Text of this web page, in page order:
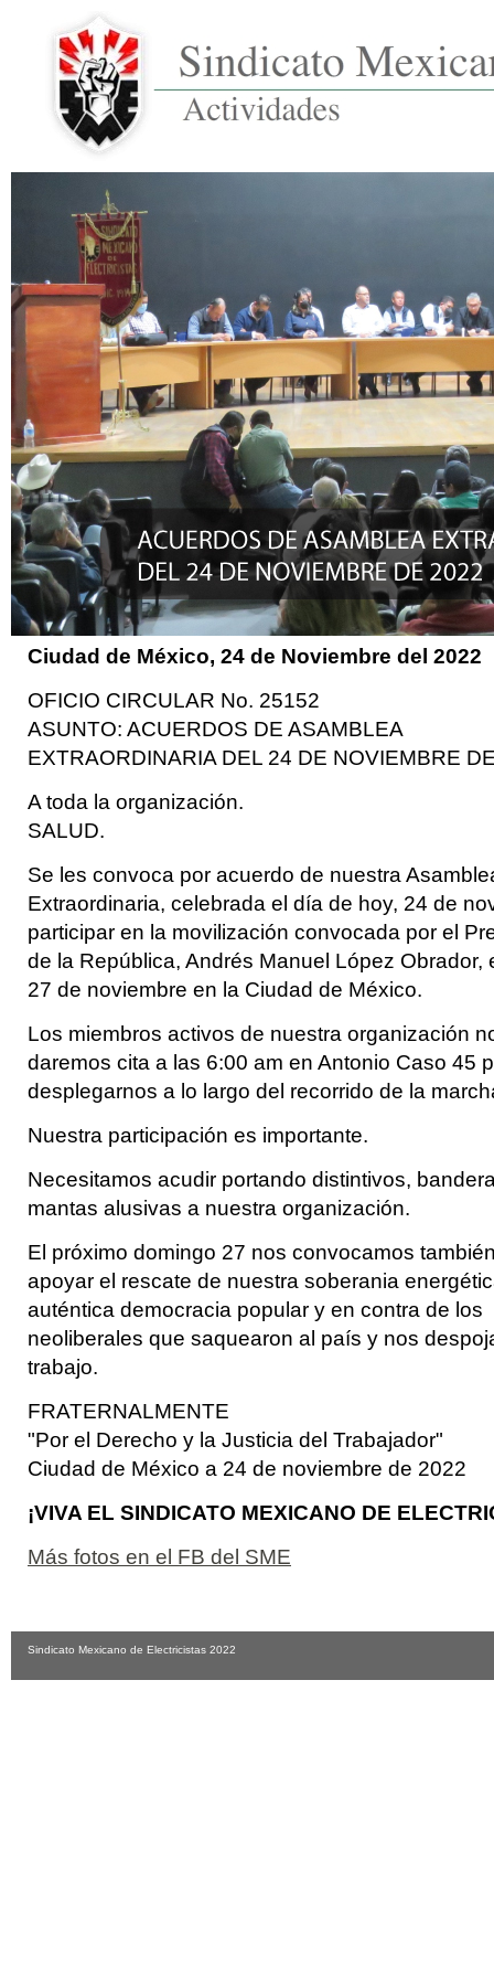
Ciudad de México, 24 de Noviembre del 2022
OFICIO CIRCULAR No. 25152
ASUNTO: ACUERDOS DE ASAMBLEA
EXTRAORDINARIA DEL 24 DE NOVIEMBRE
A toda la organización.
SALUD.
Se les convoca por acuerdo de nuestra
Extraordinaria, celebrada el día de hoy, 24 de
participar en la movilización convocada por el
de la República, Andrés Manuel López Obrador,
27 de noviembre en la Ciudad de México.
Los miembros activos de nuestra organización
daremos cita a las 6:00 am en Antonio Caso 45
desplegarnos a lo largo del recorrido de la
Nuestra participación es importante.
Necesitamos acudir portando distintivos,
mantas alusivas a nuestra organización.
El próximo domingo 27 nos convocamos
apoyar el rescate de nuestra soberania
auténtica democracia popular y en contra de los
neoliberales que saquearon al país y nos
trabajo.
FRATERNALMENTE
"Por el Derecho y la Justicia del Trabajador"
Ciudad de México a 24 de noviembre de 2022
¡VIVA EL SINDICATO MEXICANO DE
Más fotos en el FB del SME
Sindicato Mexicano de Electricistas 2022